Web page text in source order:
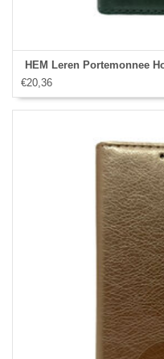
HEM Leren Portemonnee
€20,36